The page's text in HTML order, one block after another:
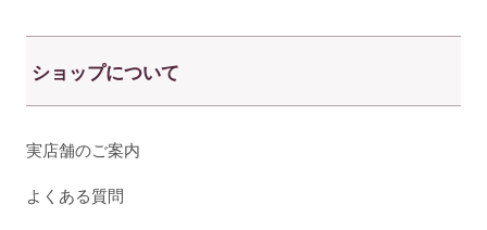
ショップについて
実店舗のご案内
よくある質問